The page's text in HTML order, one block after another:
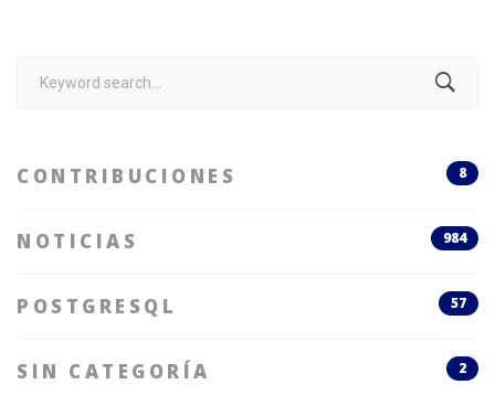
Search
CONTRIBUCIONES 8
NOTICIAS 984
POSTGRESQL 57
SIN CATEGORÍA 2